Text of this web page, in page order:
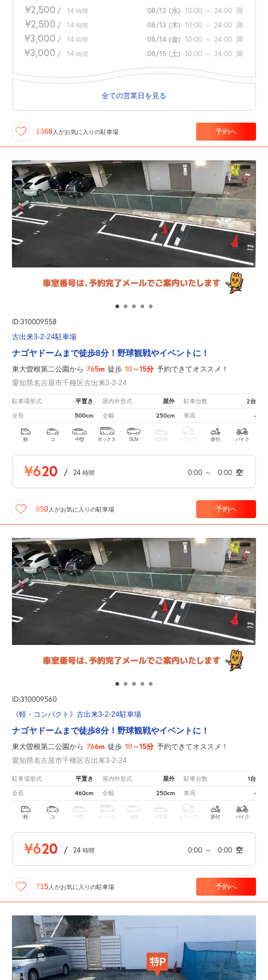
¥2,500 / 14 時間 08/12 (水) 10:00 ～ 24:00 満
¥2,500 / 14 時間 08/13 (木) 10:00 ～ 24:00 満
¥3,000 / 14 時間 08/14 (金) 10:00 ～ 24:00 満
¥3,000 / 14 時間 08/15 (土) 10:00 ～ 24:00 満
全ての営業日を見る
1368人がお気に入りの駐車場 予約へ
ID:310009558
古出来3-2-24駐車場
ナゴヤドームまで徒歩8分！野球観戦やイベントに！
東大曽根第二公園から 765m 徒歩 10～15分 予約できてオススメ！
愛知県名古屋市千種区古出来3-2-24
駐車場形式 平置き 屋内外形式 屋外 駐車台数 2台
全長 500cm 全幅 250cm 車高 -
軽 コ 中型 ボックス SUV 大型車 トラック 原付 バイク
¥620 / 24 時間 0:00 ～ 0:00 空
850人がお気に入りの駐車場 予約へ
ID:310009560
《軽・コンパクト》古出来3-2-24駐車場
ナゴヤドームまで徒歩8分！野球観戦やイベントに！
東大曽根第二公園から 766m 徒歩 10～15分 予約できてオススメ！
愛知県名古屋市千種区古出来3-2-24
駐車場形式 平置き 屋内外形式 屋外 駐車台数 1台
全長 460cm 全幅 250cm 車高 -
軽 コ 中型 ボックス SUV 大型車 トラック 原付 バイク
¥620 / 24 時間 0:00 ～ 0:00 空
715人がお気に入りの駐車場 予約へ